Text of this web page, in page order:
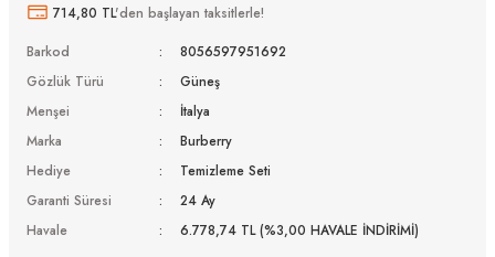
714,80 TL'den başlayan taksitlerle!
Barkod
8056597951692
Gözlük Türü
Güneş
Menşei
İtalya
Marka
Burberry
Hediye
Temizleme Seti
Garanti Süresi
24 Ay
Havale
6.778,74 TL (%3,00 HAVALE İNDİRİMİ)